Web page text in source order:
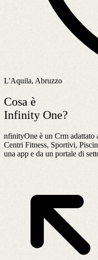
L'Aquila, Abruzzo
Cosa è
Infinity One?
nfinityOne è un Crm adattato
Centri Fitness, Sportivi,
una app e da un portale di